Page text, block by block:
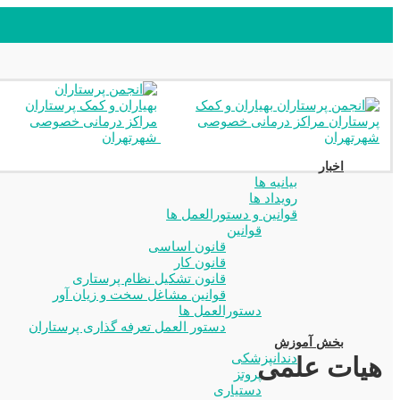
اخبار
بیانیه ها
رویداد ها
قوانین و دستورالعمل ها
قوانین
قانون اساسی
قانون کار
قانون تشکیل نظام پرستاری
قوانین مشاغل سخت و زیان آور
دستورالعمل ها
دستور العمل تعرفه گذاری پرستاران
بخش آموزش
دندانپزشکی
پروتز
دستیاری
هیات علمی